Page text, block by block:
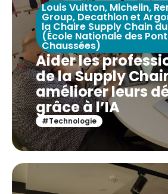
Louis Vuitton, Michelin,
Group, Decathlon et
la Chaire Supply Chain
(École Nationale des
Chaussées)
Aider les
de la Supply
améliorer leurs
grâce à l’IA
#Technologie